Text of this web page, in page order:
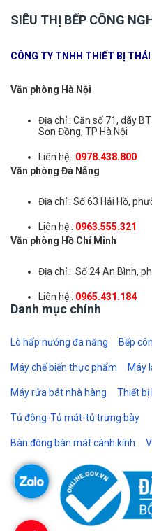
SIÊU THỊ BẾP CÔNG
CÔNG TY TNHH THIẾT BỊ THÁI
Văn phòng Hà Nội
Địa chỉ : Căn số 71, dãy
Sơn Đồng, TP Hà Nội
Liên hệ : 0978.438.800
Văn phòng Đà Nẵng
Địa chỉ : Số 63 Hải Hồ,
Liên hệ : 0963.555.321
Văn phòng Hồ Chí Minh
Địa chỉ : Số 24 An Bình,
Liên hệ : 0965.431.184
Danh mục chính
Lò hấp nướng đa năng Bếp
Máy chế biến thực phẩm Máy
Máy rửa bát nhà hàng Thiết bị
Tủ đông-Tủ mát-tủ trưng bày
Bàn đông bàn mát cánh kính